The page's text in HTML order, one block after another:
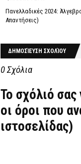
Πανελλαδικές 2024:
Απαντήσεις)
ΔΗΜΟΣΊΕΥΣΗ ΣΧΟΛΊΟΥ
0 Σχόλια
Το σχόλιό
οι όροι που
ιστοσελίδας)